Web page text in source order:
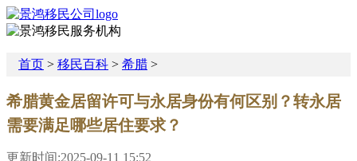
首页 > 移民百科 > 希腊 >
希腊黄金居留许可与永居身份有何区别？转永居
需要满足哪些居住要求？
更新时间:2025-09-11 15:52